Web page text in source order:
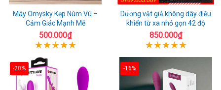
Máy Omysky Kẹp Núm Vú –
Cảm Giác Mạnh Mẽ
500.000₫
Dương vật giả không dây điều
khiển từ xa nhỏ gọn 42 độ
850.000₫
-20% -16%